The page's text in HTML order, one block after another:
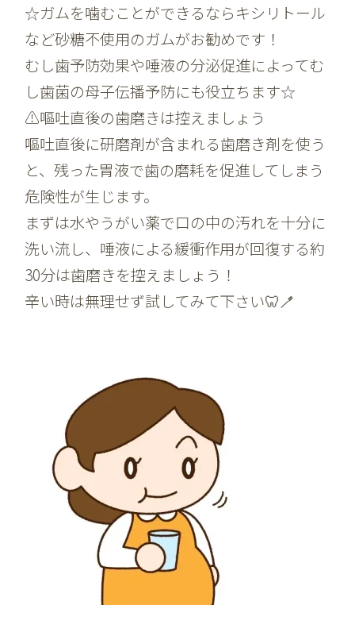
☆ガムを噛むことができるならキシリトール
など砂糖不使用のガムがお勧めです！
むし歯予防効果や唾液の分泌促進によってむ
し歯菌の母子伝播予防にも役立ちます☆
⚠️嘔吐直後の歯磨きは控えましょう
嘔吐直後に研磨剤が含まれる歯磨き剤を使う
と、残った胃液で歯の磨耗を促進してしまう
危険性が生じます。
まずは水やうがい薬で口の中の汚れを十分に
洗い流し、唾液による緩衝作用が回復する約
30分は歯磨きを控えましょう！
辛い時は無理せず試してみて下さい🦷🪥